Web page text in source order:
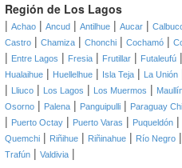
Región de Los Lagos
| Achao | Ancud | Antilhue | Aucar |
Castro | Chamiza | Chonchi | Cochamó |
| Entre Lagos | Fresia | Frutillar | Futaleufú |
Hualaihue | Huellelhue | Isla Teja | La Unión
| Lliuco | Los Lagos | Los Muermos |
Osorno | Palena | Panguipulli | Paraguay
| Puerto Octay | Puerto Varas | Puqueldón |
Quemchi | Riñihue | Riñinahue | Río Negro |
Trafún | Valdivia |